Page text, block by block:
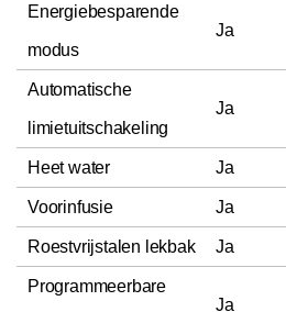
Energiebesparende
modus
Ja
Automatische
limietuitschakeling
Ja
Heet water Ja
Voorinfusie Ja
Roestvrijstalen lekbak Ja
Programmeerbare
Ja